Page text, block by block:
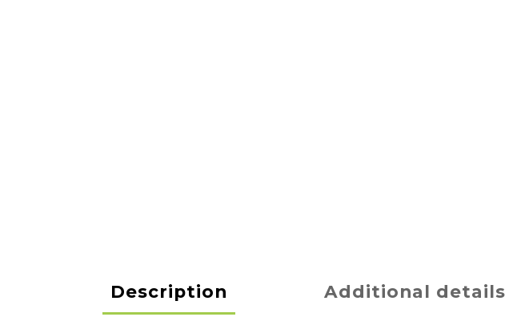
Description Additional details